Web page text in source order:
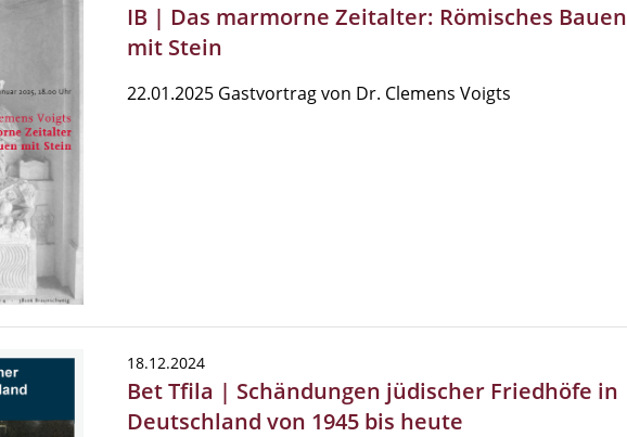
IB | Das marmorne Zeitalter: Römisches Bauen
mit Stein
22.01.2025 Gastvortrag von Dr. Clemens Voigts
18.12.2024
Bet Tfila | Schändungen jüdischer Friedhöfe in
Deutschland von 1945 bis heute